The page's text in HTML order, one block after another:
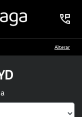
Alterar